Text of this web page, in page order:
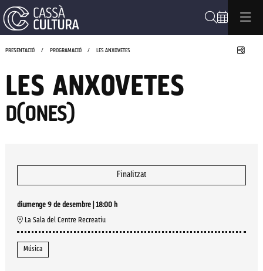
PRESENTACIÓ PROGRAMACIÓ LES ANXOVETES
LES ANXOVETES
D(ONES)
Finalitzat
diumenge 9 de desembre
18:00 h
La Sala del Centre Recreatiu
Música